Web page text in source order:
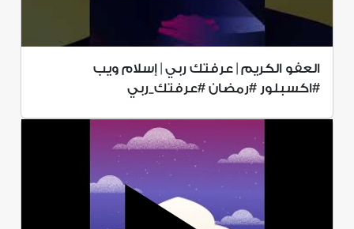
العفو الكريم | عرفتك ربي | إسلام ويب
#اكسبلور #رمضان #عرفتك_ربي